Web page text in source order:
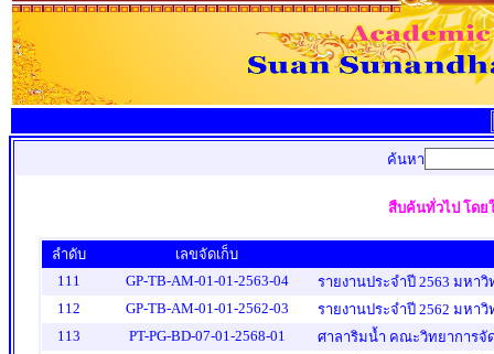
ค้นหา
สืบค้นทั่วไป โดย
ลำดับ
เลขจัดเก็บ
111
GP-TB-AM-01-01-2563-04
รายงานประจำปี 2563 มห
112
GP-TB-AM-01-01-2562-03
รายงานประจำปี 2562 มห
113
PT-PG-BD-07-01-2568-01
ศาลาริมน้ำ คณะวิทยาการ